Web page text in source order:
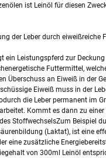
ist Leinöl für diesen
der Leber durch eiweißreiche
ein Leistungspferd zur
Futtermittel,
Überschuss an Eiweiß in der
Eiweiß muss in der
die Leber permanent im
Kommt es dann zu einer
StoffwechselsZum Beispiel
(Laktat), ist eine
eine zusätzliche
von 300ml Leinöl